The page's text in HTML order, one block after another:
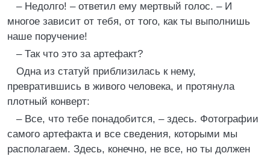
– Недолго! – ответил ему мертвый голос. – И
многое зависит от тебя, от того, как ты выполнишь
наше поручение!
– Так что это за артефакт?
Одна из статуй приблизилась к нему,
превратившись в живого человека, и протянула
плотный конверт:
– Все, что тебе понадобится, – здесь. Фотографии
самого артефакта и все сведения, которыми мы
располагаем. Здесь, конечно, не все, но ты должен